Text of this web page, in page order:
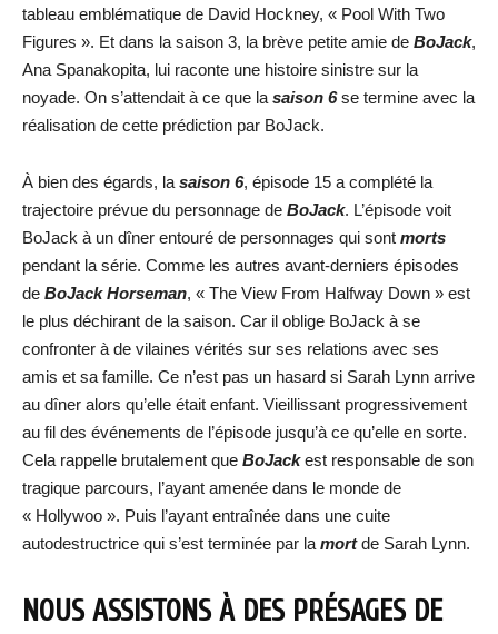
tableau emblématique de David Hockney, « Pool With Two
Figures ». Et dans la saison 3, la brève petite amie de BoJack,
Ana Spanakopita, lui raconte une histoire sinistre sur la
noyade. On s’attendait à ce que la saison 6se termine avec la
réalisation de cette prédiction par BoJack.
À bien des égards, la saison 6, épisode 15 a complété la
trajectoire prévue du personnage de BoJack. L’épisode voit
BoJack à un dîner entouré de personnages qui sont morts
pendant la série. Comme les autres avant-derniers épisodes
de BoJack Horseman, « The View From Halfway Down » est
le plus déchirant de la saison. Car il oblige BoJack à se
confronter à de vilaines vérités sur ses relations avec ses
amis et sa famille. Ce n’est pas un hasard si Sarah Lynn arrive
au dîner alors qu’elle était enfant. Vieillissant progressivement
au fil des événements de l’épisode jusqu’à ce qu’elle en sorte.
Cela rappelle brutalement que BoJackest responsable de son
tragique parcours, l’ayant amenée dans le monde de
« Hollywoo ». Puis l’ayant entraînée dans une cuite
autodestructrice qui s’est terminée par la mortde Sarah Lynn.
NOUS ASSISTONS À DES PRÉSAGES DE